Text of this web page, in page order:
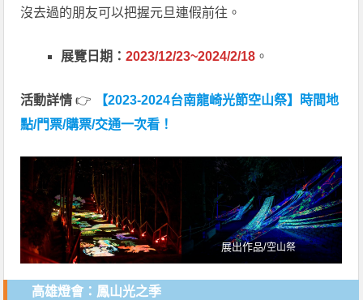
沒去過的朋友可以把握元旦連假前往。
展覽日期：2023/12/23~2024/2/18 。
活動詳情👉
【2023-2024台南龍崎光節空山祭】時間地
點/門票/購票/交通一次看！
展出作品/空山祭
高雄燈會：鳳山光之季